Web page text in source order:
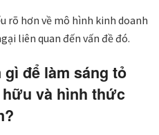
rõ hơn về mô hình kinh doanh
liên quan đến vấn đề đó.
để làm sáng tỏ
và hình thức